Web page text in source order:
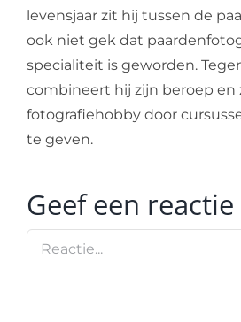
levensjaar zit hij tussen de
ook niet gek dat
specialiteit is geworden.
combineert hij zijn beroep en
fotografiehobby door
te geven.
Geef een reactie